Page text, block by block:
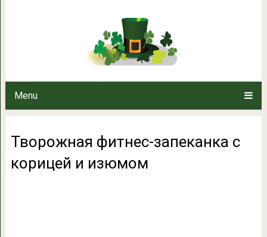
Menu
Творожная фитнес-
Творожная фитнес-запеканка с
корицей и изюмом